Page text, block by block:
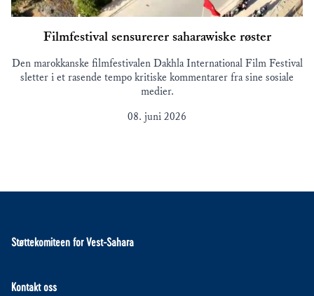
Filmfestival sensurerer saharawiske røster
Den marokkanske filmfestivalen Dakhla International Film Festival
sletter i et rasende tempo kritiske kommentarer fra sine sosiale
medier.
08. juni 2026
Støttekomiteen for Vest-Sahara
Kontakt oss